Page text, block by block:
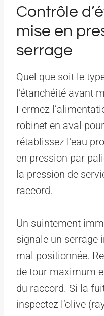
Contrôle
mise en
serrage
Quel que soit le
l’étanchéité avant
Fermez
robinet en aval
rétablissez l’eau
en pression par
la pression de
raccord.
Un suintement
signale un serrage
mal positionnée.
de tour maximum
du raccord. Si la
inspectez l’olive